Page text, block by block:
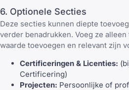
6. Optionele Secties
Deze secties kunnen diepte
verder benadrukken. Voeg ze
waarde toevoegen en relevant zijn
Certificeringen & Licenties:
Certificering)
Projecten: Persoonlijke of